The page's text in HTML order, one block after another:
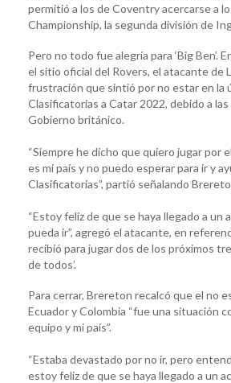
permitió a los de Coventry acercarse a
Championship, la segunda división de
Pero no todo fue alegría para ‘Big Ben’.
el sitio oficial del Rovers, el atacante de
frustración que sintió por no estar en la
Clasificatorias a Catar 2022, debido a
Gobierno británico.
“Siempre he dicho que quiero jugar por
es mi país y no puedo esperar para ir y
Clasificatorias”, partió señalando
“Estoy feliz de que se haya llegado a un
pueda ir”, agregó el atacante, en
recibió para jugar dos de los próximos
de todos’.
Para cerrar, Brereton recalcó que el no
Ecuador y Colombia “fue una situación
equipo y mi país”.
“Estaba devastado por no ir, pero
estoy feliz de que se haya llegado a un